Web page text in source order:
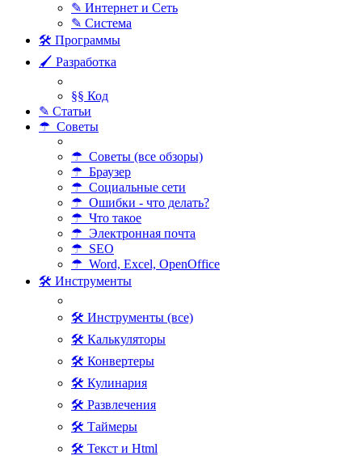
✎ Интернет и Сеть
✎ Система
🛠 Программы
🖌 Разработка
§§ Код
✎ Статьи
☂ Советы
☂ Советы (все обзоры)
☂ Браузер
☂ Социальные сети
☂ Ошибки - что делать?
☂ Что такое
☂ Электронная почта
☂ SEO
☂ Word, Excel, OpenOffice
🛠 Инструменты
🛠 Инструменты (все)
🛠 Калькуляторы
🛠 Конвертеры
🛠 Кулинария
🛠 Развлечения
🛠 Таймеры
🛠 Текст и Html